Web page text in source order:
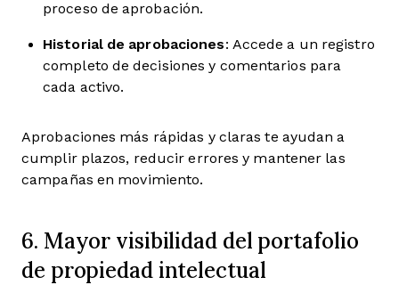
proceso de aprobación.
Historial de aprobaciones: Accede a un registro
completo de decisiones y comentarios para
cada activo.
Aprobaciones más rápidas y claras te ayudan a
cumplir plazos, reducir errores y mantener las
campañas en movimiento.
6. Mayor visibilidad del portafolio
de propiedad intelectual